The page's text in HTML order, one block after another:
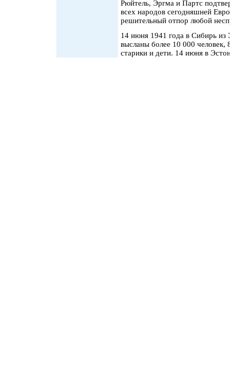
Рюйтель, Эргма и Партс
всех народов сегодняшней
решительный отпор любой
14 июня 1941 года в Сибирь из
высланы более 10 000
старики и дети. 14 июня в